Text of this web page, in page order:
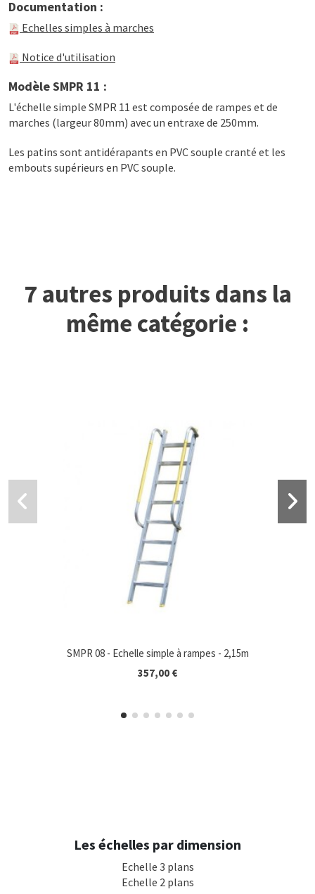
Documentation :
Echelles simples à marches
Notice d'utilisation
Modèle SMPR 11 :
L'échelle simple SMPR 11 est composée de rampes et de
marches (largeur 80mm) avec un entraxe de 250mm.
Les patins sont antidérapants en PVC souple cranté et les
embouts supérieurs en PVC souple.
7 autres produits dans la
même catégorie :
SMPR 08 - Echelle simple à rampes - 2,15m
357,00 €
Les échelles par dimension
Echelle 3 plans
Echelle 2 plans